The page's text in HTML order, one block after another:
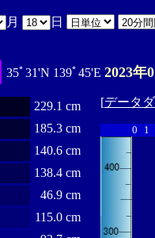
月 日
35ﾟ31'N 139ﾟ45'E 2023年
229.1 cm
185.3 cm
140.6 cm
138.4 cm
46.9 cm
115.0 cm
[データ
0 1